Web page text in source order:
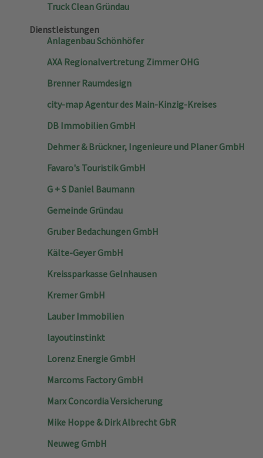
Truck Clean Gründau
Dienstleistungen
Anlagenbau Schönhöfer
AXA Regionalvertretung Zimmer OHG
Brenner Raumdesign
city-map Agentur des Main-Kinzig-Kreises
DB Immobilien GmbH
Dehmer & Brückner, Ingenieure und Planer GmbH
Favaro's Touristik GmbH
G + S Daniel Baumann
Gemeinde Gründau
Gruber Bedachungen GmbH
Kälte-Geyer GmbH
Kreissparkasse Gelnhausen
Kremer GmbH
Lauber Immobilien
layoutinstinkt
Lorenz Energie GmbH
Marcoms Factory GmbH
Marx Concordia Versicherung
Mike Hoppe & Dirk Albrecht GbR
Neuweg GmbH